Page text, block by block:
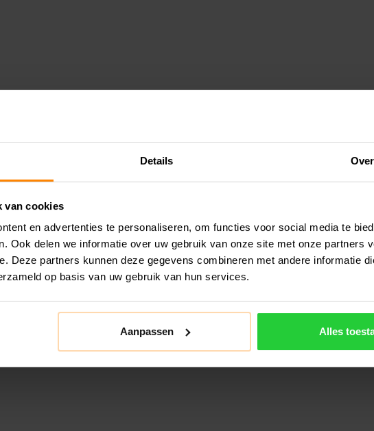
Details Over
van cookies
en advertenties te personaliseren, om functies voor social media te
Ook delen we informatie over uw gebruik van onze site met onze partners
Deze partners kunnen deze gegevens combineren met andere informatie
op basis van uw gebruik van hun services.
Aanpassen Alles